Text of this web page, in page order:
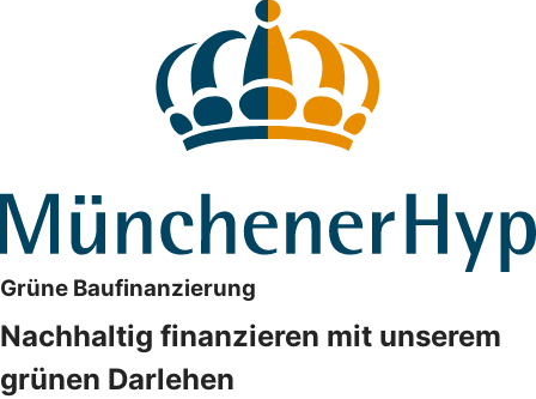
Grüne Baufinanzierung
Nachhaltig finanzieren mit unserem
grünen Darlehen